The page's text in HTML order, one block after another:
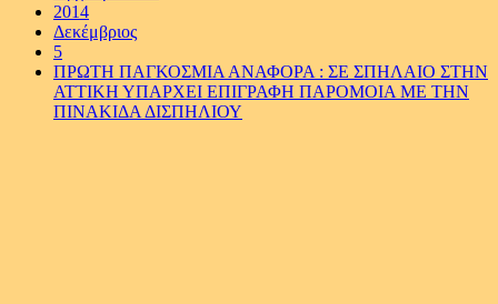
2014
Δεκέμβριος
5
ΠΡΩΤΗ ΠΑΓΚΟΣΜΙΑ ΑΝΑΦΟΡΑ : ΣΕ ΣΠΗΛΑΙΟ ΣΤΗΝ
ΑΤΤΙΚΗ ΥΠΑΡΧΕΙ ΕΠΙΓΡΑΦΗ ΠΑΡΟΜΟΙΑ ΜΕ ΤΗΝ
ΠΙΝΑΚΙΔΑ ΔΙΣΠΗΛΙΟΥ